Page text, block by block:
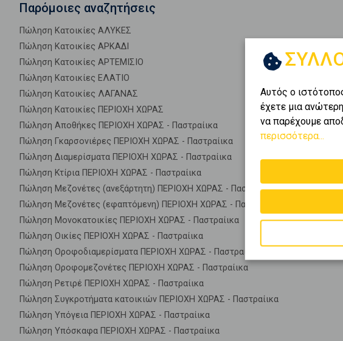
Παρόμοιες αναζητήσεις
Πώληση Κατοικίες ΑΛΥΚΕΣ
Πώληση Κατοικίες ΑΡΚΑΔΙ
Πώληση Κατοικίες ΑΡΤΕΜΙΣΙΟ
Πώληση Κατοικίες ΕΛΑΤΙΟ
Πώληση Κατοικίες ΛΑΓΑΝΑΣ
Πώληση Κατοικίες ΠΕΡΙΟΧΗ ΧΩΡΑΣ
Πώληση Αποθήκες ΠΕΡΙΟΧΗ ΧΩΡΑΣ - Παστραίικα
Πώληση Γκαρσονιέρες ΠΕΡΙΟΧΗ ΧΩΡΑΣ - Παστραίικα
Πώληση Διαμερίσματα ΠΕΡΙΟΧΗ ΧΩΡΑΣ - Παστραίικα
Πώληση Κτίρια ΠΕΡΙΟΧΗ ΧΩΡΑΣ - Παστραίικα
Πώληση Μεζονέτες (ανεξάρτητη) ΠΕΡΙΟΧΗ ΧΩΡΑΣ - Παστραίικα
Πώληση Μεζονέτες (εφαπτόμενη) ΠΕΡΙΟΧΗ ΧΩΡΑΣ - Παστραίικα
Πώληση Μονοκατοικίες ΠΕΡΙΟΧΗ ΧΩΡΑΣ - Παστραίικα
Πώληση Οικίες ΠΕΡΙΟΧΗ ΧΩΡΑΣ - Παστραίικα
Πώληση Οροφοδιαμερίσματα ΠΕΡΙΟΧΗ ΧΩΡΑΣ - Παστραίικα
Πώληση Οροφομεζονέτες ΠΕΡΙΟΧΗ ΧΩΡΑΣ - Παστραίικα
Πώληση Ρετιρέ ΠΕΡΙΟΧΗ ΧΩΡΑΣ - Παστραίικα
Πώληση Συγκροτήματα κατοικιών ΠΕΡΙΟΧΗ ΧΩΡΑΣ - Παστραίικα
Πώληση Υπόγεια ΠΕΡΙΟΧΗ ΧΩΡΑΣ - Παστραίικα
Πώληση Υπόσκαφα ΠΕΡΙΟΧΗ ΧΩΡΑΣ - Παστραίικα
Αυτός ο
έχετε μια
να παρέχουμε
περισσότερα...